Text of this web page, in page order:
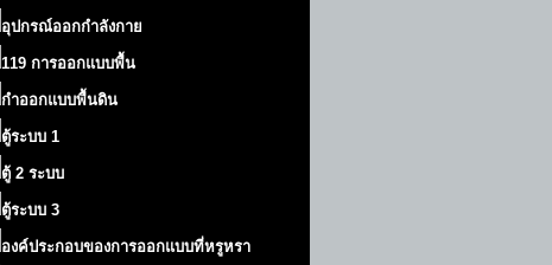
อุปกรณ์ออกกำลังกาย
119 การออกแบบพื้น
กำออกแบบพื้นดิน
ตู้ระบบ 1
ตู้ 2 ระบบ
ตู้ระบบ 3
องค์ประกอบของการออกแบบที่หรูหรา